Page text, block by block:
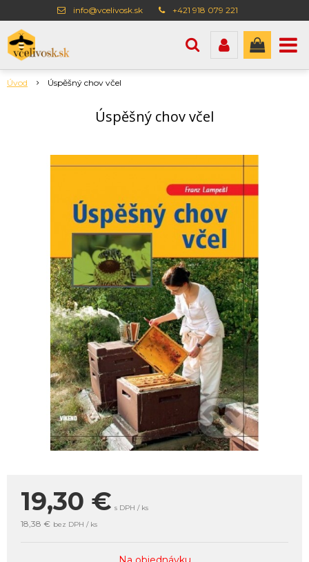
info@vcelivosk.sk +421 918 079 221
Úvod Úspěšný chov včel
Úspěšný chov včel
19,30 € s DPH / ks
18,38 € bez DPH / ks